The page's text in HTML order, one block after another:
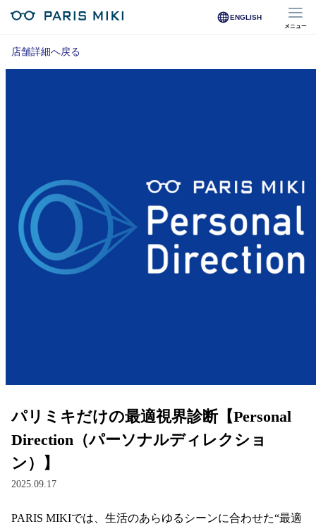
ENGLISH
メニュー
マイページ
店舗を探す
店舗検索/来店予約
商品を探す
サングラス
補聴器
コンタクトレンズ
グッズ・小物
店舗詳細へ戻る
パリミキだけの最適視界診断【Personal
Direction（パーソナルディレクショ
ン）】
2025.09.17
PARIS MIKIでは、生活のあらゆるシーンに合わせた“最適